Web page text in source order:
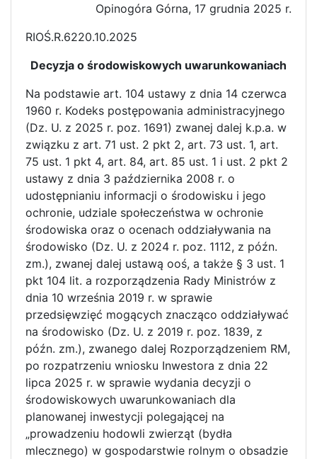
Opinogóra Górna, 17 grudnia 2025 r.
RIOŚ.R.6220.10.2025
Decyzja o środowiskowych uwarunkowaniach
Na podstawie art. 104 ustawy z dnia 14 czerwca
1960 r. Kodeks postępowania administracyjnego
(Dz. U. z 2025 r. poz. 1691) zwanej dalej k.p.a. w
związku z art. 71 ust. 2 pkt 2, art. 73 ust. 1, art.
75 ust. 1 pkt 4, art. 84, art. 85 ust. 1 i ust. 2 pkt 2
ustawy z dnia 3 października 2008 r. o
udostępnianiu informacji o środowisku i jego
ochronie, udziale społeczeństwa w ochronie
środowiska oraz o ocenach oddziaływania na
środowisko (Dz. U. z 2024 r. poz. 1112, z późn.
zm.), zwanej dalej ustawą ooś, a także § 3 ust. 1
pkt 104 lit. a rozporządzenia Rady Ministrów z
dnia 10 września 2019 r. w sprawie
przedsięwzięć mogących znacząco oddziaływać
na środowisko (Dz. U. z 2019 r. poz. 1839, z
późn. zm.), zwanego dalej Rozporządzeniem RM,
po rozpatrzeniu wniosku Inwestora z dnia 22
lipca 2025 r. w sprawie wydania decyzji o
środowiskowych uwarunkowaniach dla
planowanej inwestycji polegającej na
„prowadzeniu hodowli zwierząt (bydła
mlecznego) w gospodarstwie rolnym o obsadzie